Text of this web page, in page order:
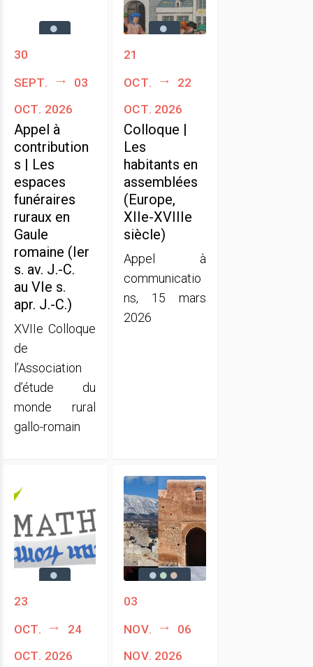
30
sept.
03
oct. 2026
Appel à
contribution
s | Les
espaces
funéraires
ruraux en
Gaule
romaine (Ier
s. av. J.-C.
au VIe s.
apr. J.-C.)
XVIIe Colloque
de
l’Association
d’étude du
monde rural
gallo-romain
21
oct.
22
oct. 2026
Colloque |
Les
habitants en
assemblées
(Europe,
XIIe-XVIIIe
siècle)
Appel à
communicatio
ns, 15 mars
2026
23
oct.
24
oct. 2026
03
nov.
06
nov. 2026